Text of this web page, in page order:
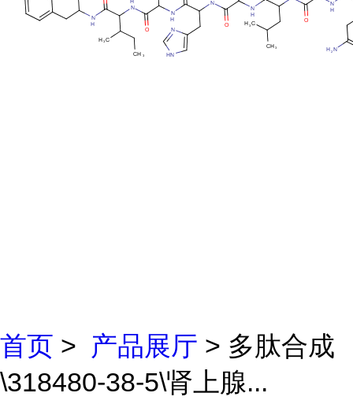
首页 > 产品展厅 > 多肽合成
\318480-38-5\肾上腺...